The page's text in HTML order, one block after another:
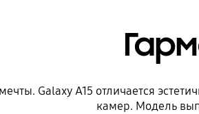
Galaxy A15 отличается
камер. Модель